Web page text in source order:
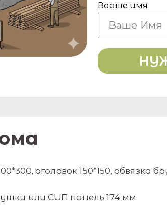
Вааше имя
оголовок 150*150, обвязка
или СИП панель 174 мм